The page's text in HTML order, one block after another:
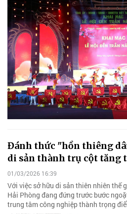
Đánh thức "hồn thiêng
di sản thành trụ cột tăng
01/03/2026 16:39
Với việc sở hữu di sản thiên nhiên thế
Hải Phòng đang đứng trước bước
trung tâm công nghiệp thành trọng